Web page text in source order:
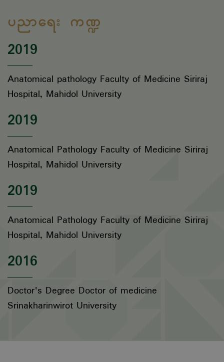
ပညာရေး ကဏ္ဍ
2019
Anatomical pathology Faculty of Medicine Siriraj
Hospital, Mahidol University
2019
Anatomical Pathology Faculty of Medicine Siriraj
Hospital, Mahidol University
2019
Anatomical Pathology Faculty of Medicine Siriraj
Hospital, Mahidol University
2016
Doctor's Degree Doctor of medicine
Srinakharinwirot University